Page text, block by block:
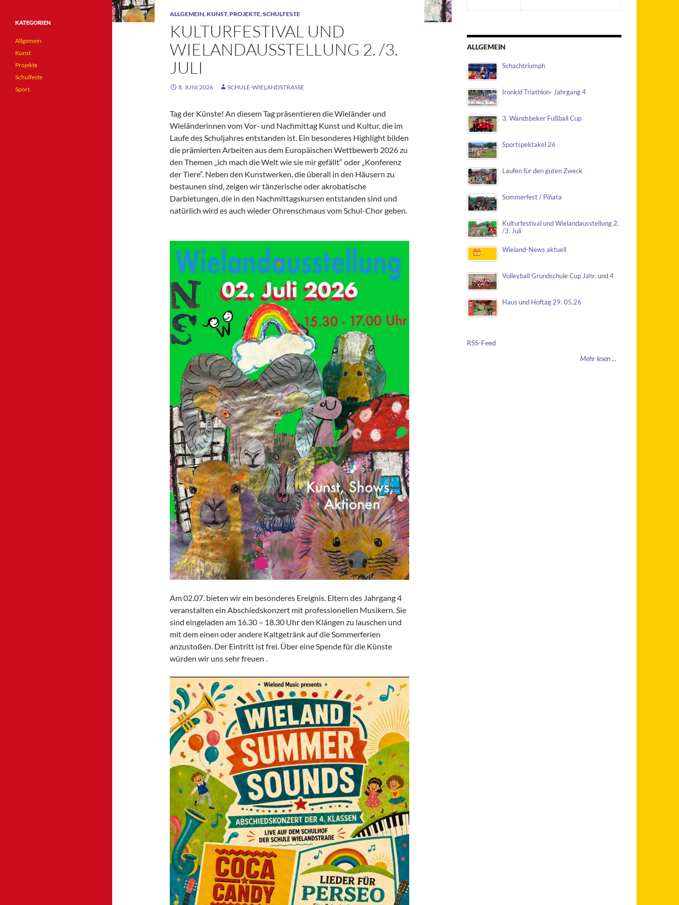
ALLGEMEIN,KUNST,PROJEKTE,SCHULFESTE
KULTURFESTIVAL UND
WIELANDAUSSTELLUNG 2. /3.
JULI
8. JUNI 2026 SCHULE-WIELANDSTRASSE
Tag der Künste! An diesem Tag präsentieren die Wieländer und
Wieländerinnen vom Vor- und Nachmittag Kunst und Kultur, die im
Laufe des Schuljahres entstanden ist. Ein besonderes Highlight bilden
die prämierten Arbeiten aus dem Europäischen Wettbewerb 2026 zu
den Themen „ich mach die Welt wie sie mir gefällt“ oder „Konferenz
der Tiere“. Neben den Kunstwerken, die überall in den Häusern zu
bestaunen sind, zeigen wir tänzerische oder akrobatische
Darbietungen, die in den Nachmittagskursen entstanden sind und
natürlich wird es auch wieder Ohrenschmaus vom Schul-Chor geben.
Am 02.07. bieten wir ein besonderes Ereignis. Eltern des Jahrgang 4
veranstalten ein Abschiedskonzert mit professionellen Musikern. Sie
sind eingeladen am 16.30 – 18.30 Uhr den Klängen zu lauschen und
mit dem einen oder andere Kaltgetränk auf die Sommerferien
anzustoßen. Der Eintritt ist frei. Über eine Spende für die Künste
würden wir uns sehr freuen .
ALLGEMEIN
Schachtriumph
Ironkid Triathlon- Jahrgang 4
3. Wandsbeker Fußball Cup
Sportspektakel 26
Laufen für den guten Zweck
Sommerfest / Piñata
Kulturfestival und Wielandausstellung 2.
/3. Juli
Wieland-News aktuell
Volleyball Grundschule Cup Jahr. und 4
Haus und Hoftag 29. 05.26
RSS-Feed
Mehr lesen ...
KATEGORIEN
Allgemein
Kunst
Projekte
Schulfeste
Sport